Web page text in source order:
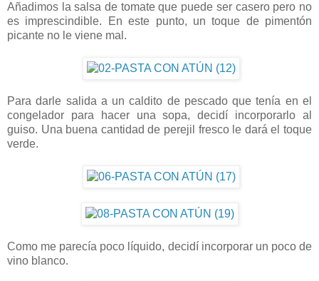
Añadimos la salsa de tomate que puede ser casero pero no
es imprescindible. En este punto, un toque de pimentón
picante no le viene mal.
Para darle salida a un caldito de pescado que tenía en el
congelador para hacer una sopa, decidí incorporarlo al
guiso. Una buena cantidad de perejil fresco le dará el toque
verde.
Como me parecía poco líquido, decidí incorporar un poco de
vino blanco.